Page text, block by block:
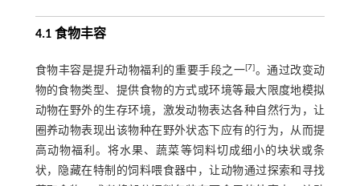
4.1 食物丰容
食物丰容是提升动物福利的重要手段之一[7]。通过改变动
物的食物类型、提供食物的方式或环境等最大限度地模拟
动物在野外的生存环境，激发动物表达各种自然行为，让
圈养动物表现出该物种在野外状态下应有的行为，从而提
高动物福利。将水果、蔬菜等饲料切成细小的块状或条
状，隐藏在特制的饲料喂食器中，让动物通过探索和寻找